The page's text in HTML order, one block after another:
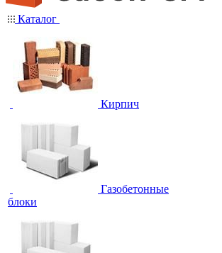
Каталог
Кирпич
Газобетонные
блоки